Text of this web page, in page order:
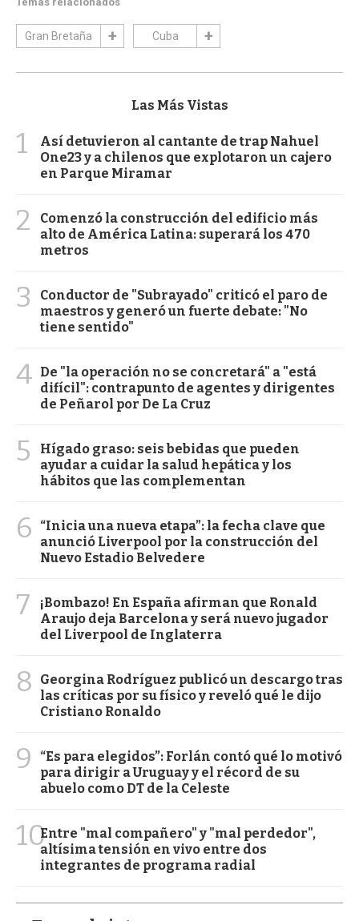
Gran Bretaña Cuba
Las Más Vistas
1
Así detuvieron al cantante de trap Nahuel
One23 y a chilenos que explotaron un cajero
en Parque Miramar
2
Comenzó la construcción del edificio más
alto de América Latina: superará los 470
metros
3
Conductor de "Subrayado" criticó el paro de
maestros y generó un fuerte debate: "No
tiene sentido"
4 De "la operación no se concretará" a "está
difícil": contrapunto de agentes y dirigentes
de Peñarol por De La Cruz
5
Hígado graso: seis bebidas que pueden
ayudar a cuidar la salud hepática y los
hábitos que las complementan
6
“Inicia una nueva etapa”: la fecha clave que
anunció Liverpool por la construcción del
Nuevo Estadio Belvedere
7
¡Bombazo! En España afirman que Ronald
Araujo deja Barcelona y será nuevo jugador
del Liverpool de Inglaterra
8
Georgina Rodríguez publicó un descargo tras
las críticas por su físico y reveló qué le dijo
Cristiano Ronaldo
9
“Es para elegidos”: Forlán contó qué lo motivó
para dirigir a Uruguay y el récord de su
abuelo como DT de la Celeste
10Entre "mal compañero" y "mal perdedor",
altísima tensión en vivo entre dos
integrantes de programa radial